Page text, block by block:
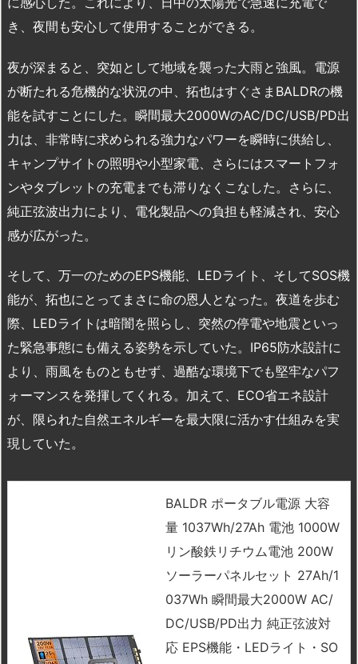
き、夜間も安心して使用することができる。
夜が深まると、突如として地域を襲った大雨と強風。電源
が断たれる危機的な状況の中、拓也はすぐさまBALDRの機
能を試すことにした。瞬間最大2000WのAC/DC/USB/PD出
力は、非常時に求められる強力なパワーを瞬時に供給し、
キャンプサイトの照明や小型家電、さらにはスマートフォ
ンやタブレットの充電までも滞りなくこなした。さらに、
純正弦波出力により、電化製品への負担も軽減され、安心
感が広がった。
そして、万一のためのEPS機能、LEDライト、そしてSOS機
能が、拓也にとってまさに命の恩人となった。夜道を歩む
際、LEDライトは暗闇を照らし、突然の停電や地震といっ
た緊急事態にも備える姿勢を示していた。IP65防水設計に
より、雨風をものともせず、過酷な環境下でも堅牢なパフ
ォーマンスを発揮してくれる。加えて、ECO省エネ設計
が、限られた自然エネルギーを最大限に活かす仕組みを実
現していた。
BALDR ポータブル電源 大容
量 1037Wh/27Ah 電池 1000W
リン酸鉄リチウム電池 200W
ソーラーパネルセット 27Ah/1
037Wh 瞬間最大2000W AC/
DC/USB/PD出力 純正弦波対
応 EPS機能・LEDライト・SO